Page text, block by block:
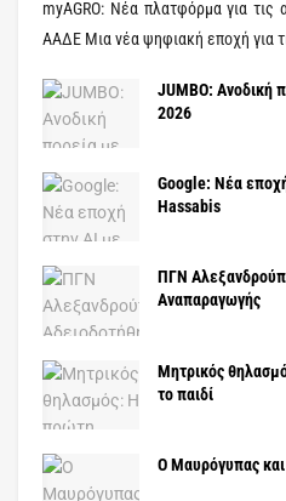
myAGRO: Νέα πλατφόρμα για τις
ΑΑΔΕ Μια νέα ψηφιακή εποχή για
JUMBO: Ανοδική
2026
Google: Νέα
Hassabis
ΠΓΝ
Αναπαραγωγής
Μητρικός
το παιδί
Ο Μαυρόγυπας